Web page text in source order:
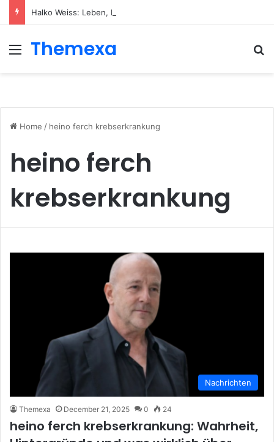
Menu
Themexa
Home / heino ferch krebserkrankung
heino ferch
krebserkrankung
Nachrichten
Themexa December 21, 2025 0 24
heino ferch krebserkrankung: Wahrheit,